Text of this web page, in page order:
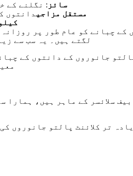
سائز : نگلنے کے
مستقل مزاجیدانتوں
کے چبانے کو عام طور پر
لگتے ہیں۔ یہ سب سے
جانوروں کے دانتوں کے
تر کلائنٹ پالتو جانوروں